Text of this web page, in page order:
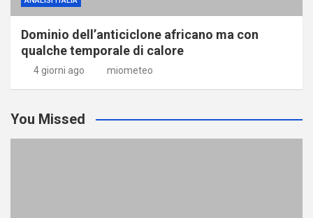
Dominio dell’anticiclone africano ma con
qualche temporale di calore
4 giorni ago miometeo
You Missed